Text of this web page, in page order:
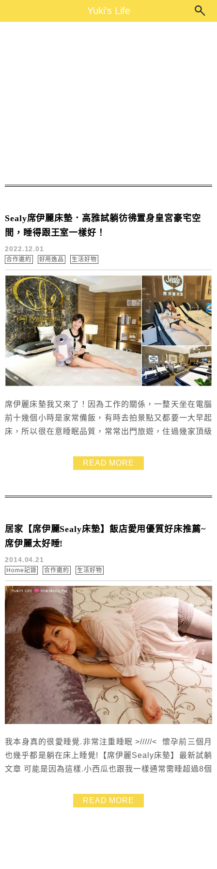
Yuki's LifeYuki's Life
Sealy席伊麗床墊．高雅試躺彷彿置身皇宮豪宅空
間，睡得跟王室一樣好！
2022.12.01
合作邀約 好用逸品 生活好物
席伊麗床墊我又來了！因為工作的關係，一整天坐在電腦
前十幾個小時是家常備飯，有時去拍景點又都要一大早起
床，所以很在意睡眠品質，常常出門旅遊，住過幾家頂級
為什麼會很愛去外面住飯店的原因，因為很多飯店的床都
比家裡的舒服。席伊麗品牌超過140年歷史，是一個口碑
名的四季酒店、澳門威尼斯人酒店、新加坡濱海灣金沙...
READ MORE
居家【席伊麗Sealy床墊】飯店愛用優質好床推薦~
席伊麗太好睡!
2014.04.21
Home記錄 合作邀約 生活好物
我本身真的很愛睡覺.非常注重睡眠 >/////< 懷孕前三個月
也幾乎都是躺在床上睡覺!【席伊麗Sealy床墊】最新試躺
文章 可能是因為這樣.小西瓜也跟我一樣通常需睡超過8個
久也是沒用的呀~~ 睡眠品質好真的會影響一整天的心情
還有整個人的元氣 ^0^ 當初我們結婚時捲毛豬在挑選床
READ MORE